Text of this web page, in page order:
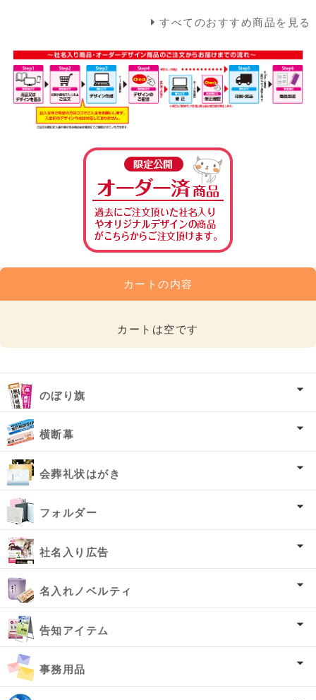
すべてのおすすめ商品を見る
カートの内容
カートは空です
のぼり旗
横断幕
会葬礼状はがき
フォルダー
社名入り広告
名入れノベルティ
告知アイテム
事務用品